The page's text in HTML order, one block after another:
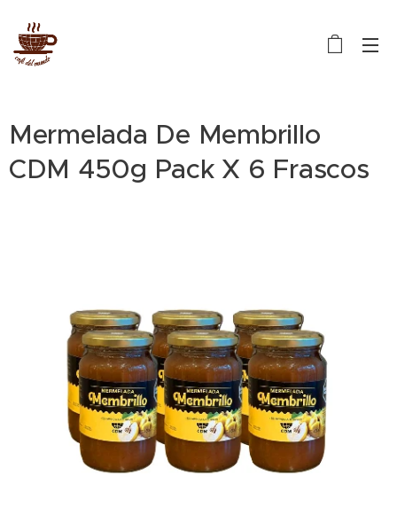
Mermelada De Membrillo
CDM 450g Pack X 6 Frascos